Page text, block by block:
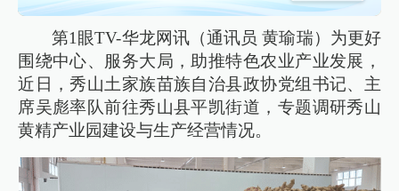
第1眼TV-华龙网讯（通讯员 黄瑜瑞）为更好
围绕中心、服务大局，助推特色农业产业发展，
近日，秀山土家族苗族自治县政协党组书记、主
席吴彪率队前往秀山县平凯街道，专题调研秀山
黄精产业园建设与生产经营情况。